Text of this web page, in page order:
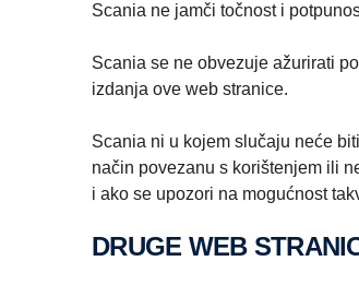
Scania ne jamči točnost i
Scania se ne obvezuje ažurirati
izdanja ove web stranice.
Scania ni u kojem slučaju neće
način povezanu s korištenjem ili
i ako se upozori na mogućnost
DRUGE WEB